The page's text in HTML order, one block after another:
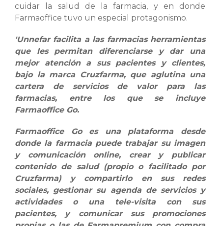
cuidar la salud de la farmacia, y en donde
Farmaoffice tuvo un especial protagonismo.
'Unnefar facilita a las farmacias herramientas
que les permitan diferenciarse y dar una
mejor atención a sus pacientes y clientes,
bajo la marca Cruzfarma, que aglutina una
cartera de servicios de valor para las
farmacias, entre los que se incluye
Farmaoffice Go.
Farmaoffice Go es una plataforma desde
donde la farmacia puede trabajar su imagen
y comunicación online, crear y publicar
contenido de salud (propio o facilitado por
Cruzfarma) y compartirlo en sus redes
sociales, gestionar su agenda de servicios y
actividades o una tele-visita con sus
pacientes, y comunicar sus promociones